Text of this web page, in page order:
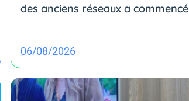
des anciens réseaux a commencé
06/08/2026